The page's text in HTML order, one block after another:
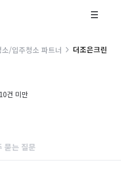
소/입주청소 파트너 더조은크린
건 미만
묻는 질문